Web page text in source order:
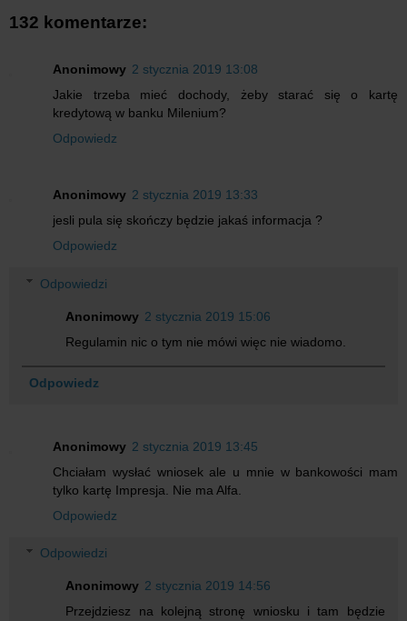
132 komentarze:
Anonimowy 2 stycznia 2019 13:08
Jakie trzeba mieć dochody, żeby starać się o kartę
kredytową w banku Milenium?
Odpowiedz
Anonimowy 2 stycznia 2019 13:33
jesli pula się skończy będzie jakaś informacja ?
Odpowiedz
Odpowiedzi
Anonimowy 2 stycznia 2019 15:06
Regulamin nic o tym nie mówi więc nie wiadomo.
Odpowiedz
Anonimowy 2 stycznia 2019 13:45
Chciałam wysłać wniosek ale u mnie w bankowości mam
tylko kartę Impresja. Nie ma Alfa.
Odpowiedz
Odpowiedzi
Anonimowy 2 stycznia 2019 14:56
Przejdziesz na kolejną stronę wniosku i tam będzie